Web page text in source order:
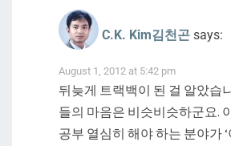
C.K. Kim김천곤 says:
August 1, 2012 at 5:42 pm
뒤늦게 트랙백이 된 걸 알았습
들의 마음은 비슷비슷하군요.
공부 열심히 해야 하는 분야가